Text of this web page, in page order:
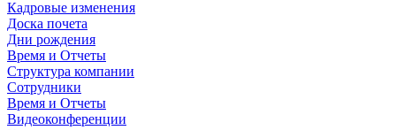
Кадровые изменения
Доска почета
Дни рождения
Время и Отчеты
Структура компании
Сотрудники
Время и Отчеты
Видеоконференции